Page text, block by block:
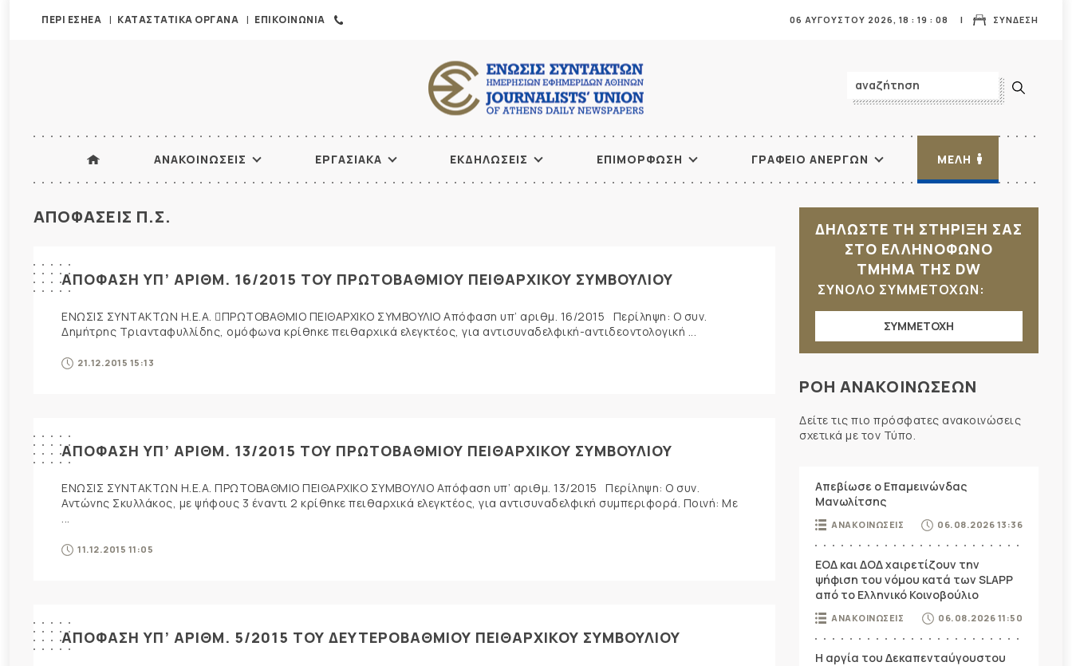
ΠΕΡΙ ΕΣΗΕΑ ΚΑΤΑΣΤΑΤΙΚΑ ΟΡΓΑΝΑ ΕΠΙΚΟΙΝΩΝΙΑ ΣΥΝΔΕΣΗ
06 ΑΥΓΟΥΣΤΟΥ 2026, 18 : 19 : 09
ΑΝΑΚΟΙΝΩΣΕΙΣ ΕΡΓΑΣΙΑΚΑ ΕΚΔΗΛΩΣΕΙΣ ΕΠΙΜΟΡΦΩΣΗ ΓΡΑΦΕΙΟ ΑΝΕΡΓΩΝ ΜΕΛΗ
ΑΠΟΦΑΣΕΙΣ Π.Σ.
ΑΠΟΦΑΣΗ ΥΠ’ ΑΡΙΘΜ. 16/2015 ΤΟΥ ΠΡΩΤΟΒΑΘΜΙΟΥ ΠΕΙΘΑΡΧΙΚΟΥ ΣΥΜΒΟΥΛΙΟΥ
ΕΝΩΣΙΣ ΣΥΝΤΑΚΤΩΝ Η.Ε.Α. ΠΡΩΤΟΒΑΘΜΙΟ ΠΕΙΘΑΡΧΙΚΟ ΣΥΜΒΟΥΛΙΟ Απόφαση υπ’ αριθμ. 16/2015 Περίληψη: Ο συν.
Δημήτρης Τριανταφυλλίδης, ομόφωνα κρίθηκε πειθαρχικά ελεγκτέος, για αντισυναδελφική-αντιδεοντολογική ...
21.12.2015 15:13
ΑΠΟΦΑΣΗ ΥΠ’ ΑΡΙΘΜ. 13/2015 ΤΟΥ ΠΡΩΤΟΒΑΘΜΙΟΥ ΠΕΙΘΑΡΧΙΚΟΥ ΣΥΜΒΟΥΛΙΟΥ
ΕΝΩΣΙΣ ΣΥΝΤΑΚΤΩΝ Η.Ε.Α. ΠΡΩΤΟΒΑΘΜΙΟ ΠΕΙΘΑΡΧΙΚΟ ΣΥΜΒΟΥΛΙΟ Απόφαση υπ’ αριθμ. 13/2015 Περίληψη: Ο συν.
Αντώνης Σκυλλάκος, με ψήφους 3 έναντι 2 κρίθηκε πειθαρχικά ελεγκτέος, για αντισυναδελφική συμπεριφορά. Ποινή: Με
...
11.12.2015 11:05
ΑΠΟΦΑΣΗ ΥΠ’ ΑΡΙΘΜ. 5/2015 ΤΟΥ ΔΕΥΤΕΡΟΒΑΘΜΙΟΥ ΠΕΙΘΑΡΧΙΚΟΥ ΣΥΜΒΟΥΛΙΟΥ
ΔΗΛΩΣΤΕ ΤΗ ΣΤΗΡΙΞΗ ΣΑΣ
ΣΤΟ ΕΛΛΗΝΟΦΩΝΟ
ΤΜΗΜΑ ΤΗΣ DW
ΣΥΝΟΛΟ ΣΥΜΜΕΤΟΧΩΝ:
ΣΥΜΜΕΤΟΧΗ
ΡΟΗ ΑΝΑΚΟΙΝΩΣΕΩΝ
Δείτε τις πιο πρόσφατες ανακοινώσεις
σχετικά με τον Τύπο.
Απεβίωσε ο Επαμεινώνδας
Μανωλίτσης
ΑΝΑΚΟΙΝΩΣΕΙΣ 06.08.2026 13:36
ΕΟΔ και ΔΟΔ χαιρετίζουν την
ψήφιση του νόμου κατά των SLAPP
από το Ελληνικό Κοινοβούλιο
ΑΝΑΚΟΙΝΩΣΕΙΣ 06.08.2026 11:50
Η αργία του Δεκαπενταύγουστου